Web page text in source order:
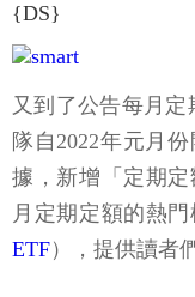
{DS}
又到了公告每月定
隊自2022年元月
據，新增「定期
月定期定額的熱
ETF），提供讀者